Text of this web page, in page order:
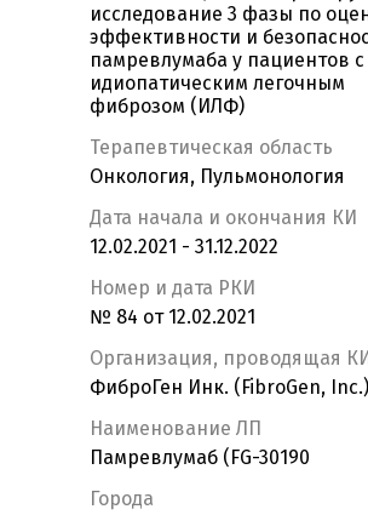
исследование 3 фазы по
эффективности и
памревлумаба у пациентов с
идиопатическим легочным
фиброзом (ИЛФ)
Терапевтическая область
Онкология, Пульмонология
Дата начала и окончания КИ
12.02.2021 - 31.12.2022
Номер и дата РКИ
№ 84 от 12.02.2021
Организация, проводящая КИ
ФиброГен Инк. (FibroGen, Inc.)
Наименование ЛП
Памревлумаб (FG-30190
Города